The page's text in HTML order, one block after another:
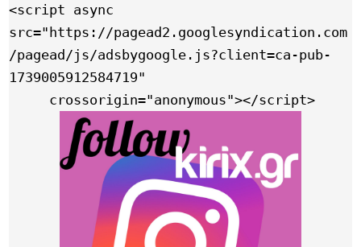
<script async
src="https://pagead2.googlesyndication.com
/pagead/js/adsbygoogle.js?client=ca-pub-
1739005912584719"
     crossorigin="anonymous"></script>